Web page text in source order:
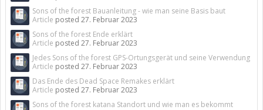
Sons of the forest Bauanleitung - wie man seine Basis baut
Article posted 27. Februar 2023
Sons of the forest Ende erklärt
Article posted 27. Februar 2023
Jedes Sons of the forest GPS-Ortungsgerät und seine Verwendung
Article posted 27. Februar 2023
Das Ende des Dead Space Remakes erklärt
Article posted 27. Februar 2023
Sons of the forest katana Standort und wie man es bekommt